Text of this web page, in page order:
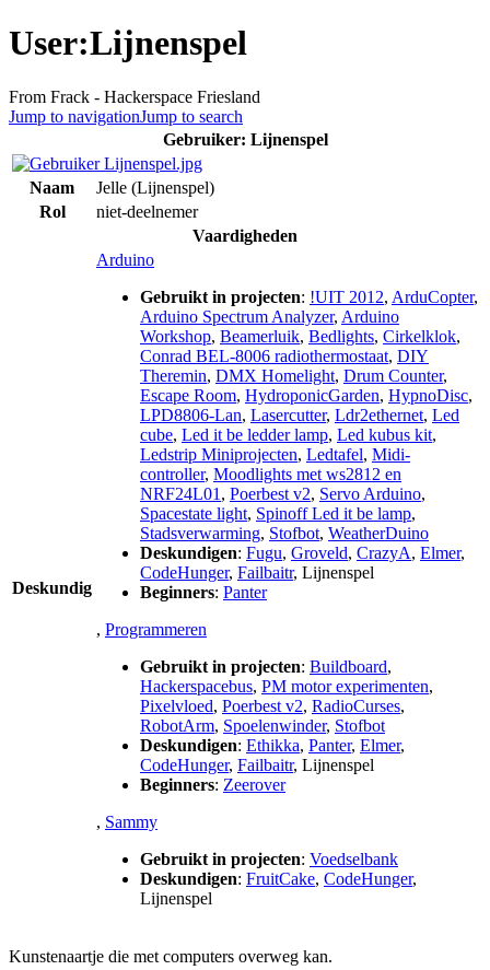
User:Lijnenspel
From Frack - Hackerspace Friesland
Jump to navigationJump to search
Gebruiker: Lijnenspel
Naam
Jelle (Lijnenspel)
Rol
niet-deelnemer
Vaardigheden
Deskundig
Arduino
Gebruikt in projecten: !UIT 2012, ArduCopter,
Arduino Spectrum Analyzer, Arduino
Workshop, Beamerluik, Bedlights, Cirkelklok,
Conrad BEL-8006 radiothermostaat, DIY
Theremin, DMX Homelight, Drum Counter,
Escape Room, HydroponicGarden, HypnoDisc,
LPD8806-Lan, Lasercutter, Ldr2ethernet, Led
cube, Led it be ledder lamp, Led kubus kit,
Ledstrip Miniprojecten, Ledtafel, Midi-
controller, Moodlights met ws2812 en
NRF24L01 , Poerbest v2, Servo Arduino,
Spacestate light, Spinoff Led it be lamp,
Stadsverwarming, Stofbot, WeatherDuino
Deskundigen: Fugu, Groveld, CrazyA, Elmer,
CodeHunger, Failbaitr, Lijnenspel
Beginners: Panter
, Programmeren
Gebruikt in projecten: Buildboard,
Hackerspacebus, PM motor experimenten,
Pixelvloed, Poerbest v2, RadioCurses,
RobotArm, Spoelenwinder, Stofbot
Deskundigen: Ethikka, Panter, Elmer,
CodeHunger, Failbaitr, Lijnenspel
Beginners: Zeerover
, Sammy
Gebruikt in projecten: Voedselbank
Deskundigen: FruitCake, CodeHunger,
Lijnenspel
Kunstenaartje die met computers overweg kan.